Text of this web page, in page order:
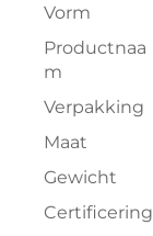
Vorm
Productnaa
m
Verpakking
Maat
Gewicht
Certificering